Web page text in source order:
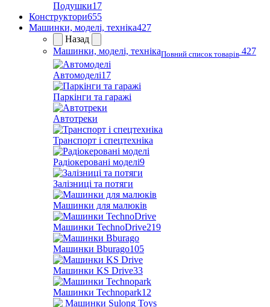
Подушки17
Конструктори655
Машинки, моделі, техніка427
Назад
Машинки, моделі, технікаПовний список товарів 427
Автомоделі17
Паркінги та гаражі
Автотреки
Транспорт і спецтехніка
Радіокеровані моделі9
Залізниці та потяги
Машинки для малюків
Машинки TechnoDrive219
Машинки Bburago105
Машинки KS Drive33
Машинки Technopark12